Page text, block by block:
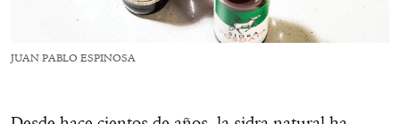
JUAN PABLO ESPINOSA